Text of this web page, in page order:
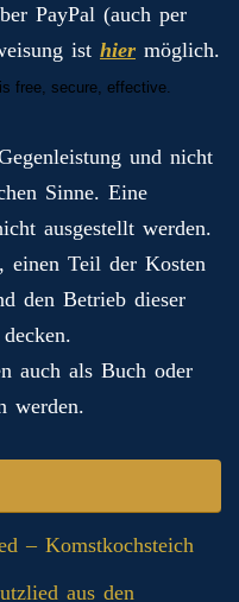
PayPal (auch per
ist hier möglich.
und nicht
Sinne. Eine
ausgestellt werden.
Teil der Kosten
den Betrieb dieser
auch als Buch oder
werden.
– Komstkochsteich
aus den